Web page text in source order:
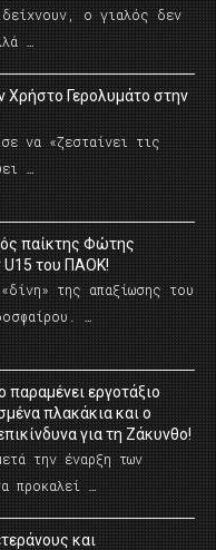
ο γιαλός δεν
…
Χρήστο Γερολυμάτο στην
να «ζεσταίνει τις
…
παίκτης Φώτης
U15 του ΠΑΟΚ!
της απαξίωσης του
…
παραμένει εργοτάξιο
πλακάκια και ο
για τη Ζάκυνθο!
την έναρξη των
προκαλεί …
και